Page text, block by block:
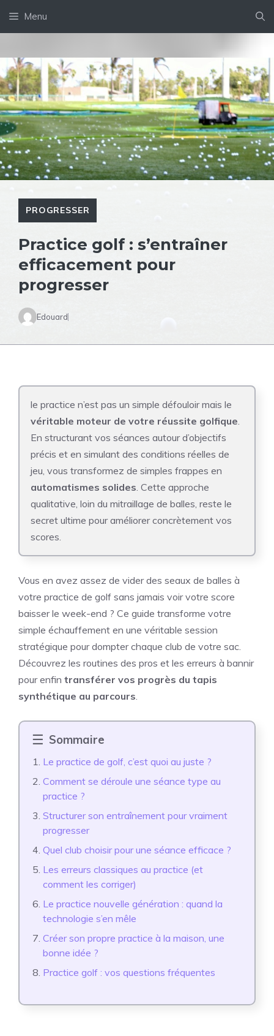
Menu
PROGRESSER
Practice golf : s’entraîner
efficacement pour
progresser
Edouard
le practice n’est pas un simple défouloir mais le
véritable moteur de votre réussite golfique.
En structurant vos séances autour d’objectifs
précis et en simulant des conditions réelles de
jeu, vous transformez de simples frappes en
automatismes solides. Cette approche
qualitative, loin du mitraillage de balles, reste le
secret ultime pour améliorer concrètement vos
scores.
Vous en avez assez de vider des seaux de balles à
votre practice de golf sans jamais voir votre score
baisser le week-end ? Ce guide transforme votre
simple échauffement en une véritable session
stratégique pour dompter chaque club de votre sac.
Découvrez les routines des pros et les erreurs à bannir
pour enfin transférer vos progrès du tapis
synthétique au parcours.
Sommaire
Le practice de golf, c’est quoi au juste ?
Comment se déroule une séance type au
practice ?
Structurer son entraînement pour vraiment
progresser
Quel club choisir pour une séance efficace ?
Les erreurs classiques au practice (et
comment les corriger)
Le practice nouvelle génération : quand la
technologie s’en mêle
Créer son propre practice à la maison, une
bonne idée ?
Practice golf : vos questions fréquentes